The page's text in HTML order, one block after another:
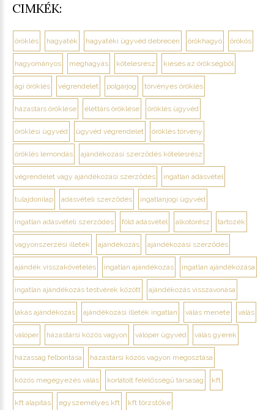
CIMKÉK:
öröklés hagyaték hagyatéki ügyvéd debrecen örökhagyó örökös
hagyományos meghagyás kötelesrész kiesés az örökségből
ági öröklés végrendelet polgárjog törvényes öröklés
házastárs öröklése élettárs öröklése öröklés ügyvéd
öröklési ügyvéd ügyvéd végrendelet öröklés törvény
öröklés lemondás ajándékozási szerződés kötelesrész
végrendelet vagy ajándékozási szerződés ingatlan adásvétel
tulajdonilap adásvételi szerződés ingatlanjogi ügyvéd
ingatlan adásvételi szerződés föld adásvétel alkotórész tartozék
vagyonszerzési illeték ajándékozás ajándékozási szerződés
ajándék visszakövetelés ingatlan ajándékozás ingatlan ajándékozása
ingatlan ajándékozás testvérek között ajándékozás visszavonása
lakás ajándékozás ajándékozási illeték ingatlan válás menete válás
válóper házastársi közös vagyon válóper ügyvéd válás gyerek
házasság felbontása házastársi közös vagyon megosztása
közös megegyezés válás korlátolt felelősségű társaság kft
kft alapítás egyszemélyes kft kft törzstőke